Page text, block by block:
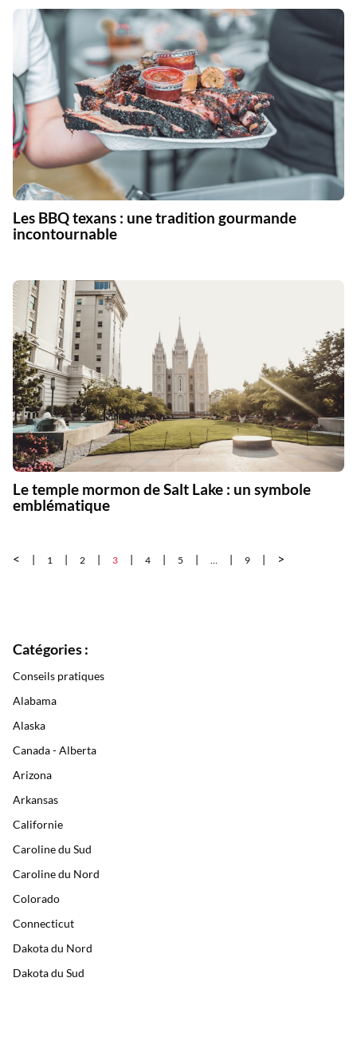
Catégories :
Conseils pratiques
Alabama
Alaska
Canada - Alberta
Arizona
Arkansas
Californie
Caroline du Sud
Caroline du Nord
Colorado
Connecticut
Dakota du Nord
Dakota du Sud
Les BBQ texans : une tradition gourmande
incontournable
Le temple mormon de Salt Lake : un symbole
emblématique
< 1 2 3 4 5 … 9 >